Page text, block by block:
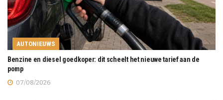
AUTONIEUWS
Benzine en diesel goedkoper: dit scheelt het nieuwe tarief aan de
pomp
07/08/2026